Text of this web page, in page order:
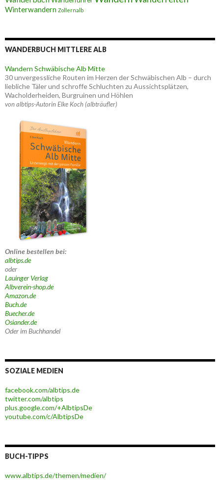
Winterwandern Zollernalb
WANDERBUCH MITTLERE ALB
Wandern Schwäbische Alb Mitte
30 unvergessliche Routen im Herzen der Schwäbischen Alb – durch
liebliche Täler und schroffe Schluchten zu Aussichtsplätzen,
Wacholderheiden, Burgruinen und Höhlen
von albtips-Autorin Elke Koch (albträufler)
Online bestellen bei:
albtips.de
oder
Lauinger Verlag
Albverein-shop.de
Amazon.de
Buch.de
Buecher.de
Osiander.de
Oder im Buchhandel
SOZIALE MEDIEN
facebook.com/albtips.de
twitter.com/albtips
plus.google.com/+AlbtipsDe
youtube.com/c/AlbtipsDe
BUCH-TIPPS
www.albtips.de/themen/medien/